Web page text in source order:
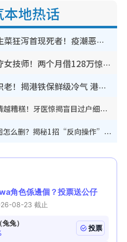
地热话
夺命寄生虫｜食生菜狂泻首现死者！疫潮恶化录1.8万宗病例 揭洗菜3大谬误
银行高管恋上水疗女技师！两个月借128万惊觉“沉船”沉落火海 揭背后疑似邪教操控卖淫
内地客夸港人不识老！揭港铁保鲜级冷气 港人求放过：别投诉
牙线棒乱用随时越清越糟糕！牙医惊揭盲目过户细菌恐致蛀牙：这种才是日常真保养
WhatsApp预设贴图怎么删？揭秘1招“反向操作”还原简洁界面 附3步实测教程